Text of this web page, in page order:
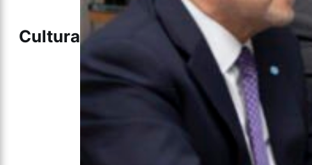
Cultura